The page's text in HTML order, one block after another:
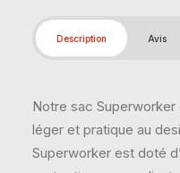
Description Avis
Notre sac Superworker
léger et pratique au
Superworker est doté